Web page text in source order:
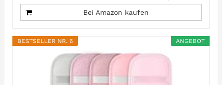
Bei Amazon kaufen
ANGEBOT
BESTSELLER NR. 6